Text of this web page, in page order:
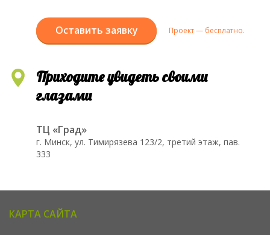
Оставить заявку Проект — бесплатно.
Приходите увидеть своими
глазами
ТЦ «Град»
г. Минск, ул. Тимирязева 123/2, третий этаж, пав.
333
КАРТА САЙТА